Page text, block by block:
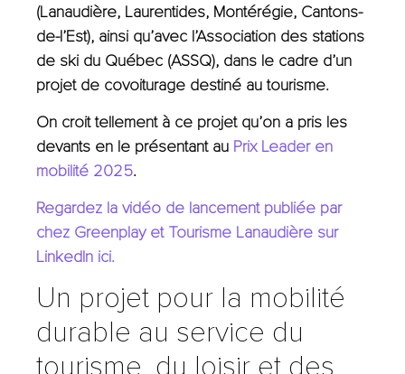
(Lanaudière, Laurentides, Montérégie, Cantons-
de-l’Est), ainsi qu’avec l’Association des stations
de ski du Québec (ASSQ), dans le cadre d’un
projet de covoiturage destiné au tourisme.
On croit tellement à ce projet qu’on a pris les
devants en le présentant au Prix Leader en
mobilité 2025.
Regardez la vidéo de lancement publiée par
chez Greenplay et Tourisme Lanaudière sur
LinkedIn ici.
Un projet pour la mobilité
durable au service du